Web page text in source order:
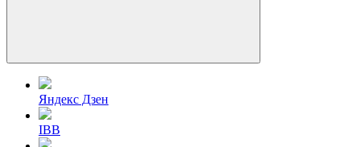
Яндекс Дзен
IBB